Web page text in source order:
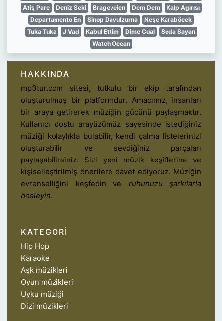
Atiş Pare
Deniz Seki Brageveien Dem Dem
Kalp Agırısı
Departamento En
Sinop Davulzurna
Neşe Karaböcek
Tuka Tuka
J Vad Kabul Ettim Dime Cual
Seda Sayan
Watch Ocean
HAKKINDA
mp3tur.com sitesi, tutkulu bir ekip tarafından
oluşturulmuş bir platformdur. Amacımız, insanları
bir araya getirerek müziğin gücünü paylaşmaktır.
Kullanıcı dostu arayüzümüz sayesinde istediğiniz
müziği kolaylıkla bulabilir, kendi çalma listelerinizi
oluşturabilir ve sevdiğiniz parçaları
paylaşabilirsiniz. Sizi yeni müzik keşiflerine ve
kişiselleştirilmiş önerilere davet ediyoruz. Müziğin
evrenselliğini keşfedin ve ruhunuzu şarkılarla
besleyin.
KATEGORI
Hip Hop
Karaoke
Aşk müzikleri
Oyun müzikleri
Uyku müziği
Dizi müzikleri